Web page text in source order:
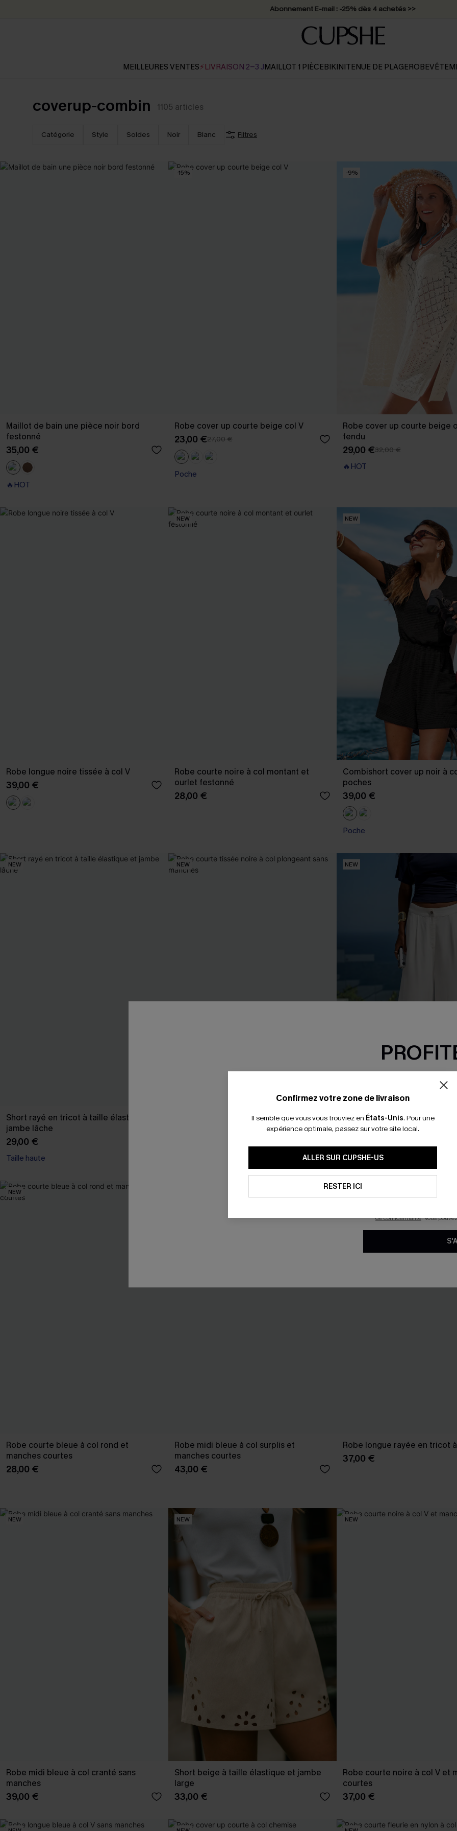
Abonnement E-mail : -25% dès 4 achetés >>
MEILLEURES VENTES⚡LIVRAISON 2-3 JMAILLOT 1 PIÈCEBIKINITENUE DE PLAGEROBE
coverup-combin 1105 articles
Catégorie Style Soldes Noir Blanc Filtres
Maillot de bain une pièce noir bord
festonné
35,00 €
🔥HOT
-15%
Robe cover up courte beige col V
23,00 €27,00 €
Poche
-9%
Robe cover up courte beige
fendu
29,00 €32,00 €
🔥HOT
Robe longue noire tissée à col V
39,00 €
NEW
Robe courte noire à col montant et
ourlet festonné
28,00 €
NEW
Combishort cover up noir à
poches
39,00 €
Poche
NEW
Short rayé en tricot à taille élastique et
jambe lâche
29,00 €
Taille haute
NEW
Robe courte tissée noire à col
plongeant sans manches
NEW
Pantalon blanc à jambe droite
39,00 €
Poche
NEW
Robe courte bleue à col rond et
manches courtes
28,00 €
Robe midi bleue à col surplis et
manches courtes
43,00 €
Robe longue rayée en tricot
37,00 €
NEW
Robe midi bleue à col cranté sans
manches
39,00 €
NEW
Short beige à taille élastique et jambe
large
33,00 €
NEW
Robe courte noire à col V et
courtes
37,00 €
Confirmez votre zone de livraison
Il semble que vous vous trouviez en États-Unis. Pour une
expérience optimale, passez sur votre site local.
ALLER SUR CUPSHE-US
RESTER ICI
-15% dès 2
*Un code par
En soumettant votre adresse
mails marketing (y compris
reconnaissez avoir pris
pouvons utiliser les données
technologies de suivi, telles
savoir si ceux-ci ont été
personnaliser nos contenus
produits susceptibles de
de confidentialité. Vous